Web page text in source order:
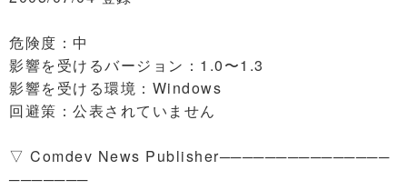
危険度：中
影響を受けるバージョン：1.0〜1.3
影響を受ける環境：Windows
回避策：公表されていません
▽ Comdev News Publisher───────────────
───────